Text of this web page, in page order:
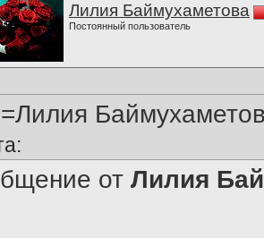
Лилия Баймухаметова
Постоянный пользователь
от Лилия